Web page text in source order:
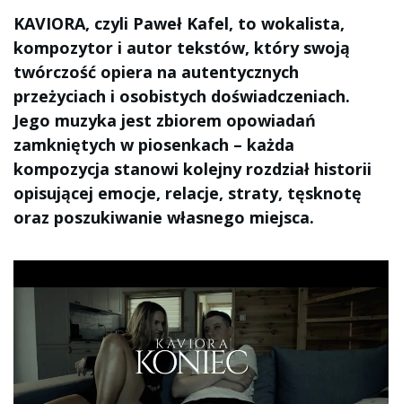
KAVIORA, czyli Paweł Kafel, to wokalista,
kompozytor i autor tekstów, który swoją
twórczość opiera na autentycznych
przeżyciach i osobistych doświadczeniach.
Jego muzyka jest zbiorem opowiadań
zamkniętych w piosenkach – każda
kompozycja stanowi kolejny rozdział historii
opisującej emocje, relacje, straty, tęsknotę
oraz poszukiwanie własnego miejsca.